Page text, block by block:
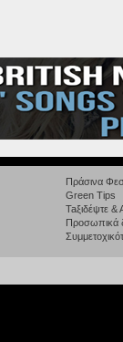
Πράσινα
Green Tips
Taξιδέψτε
Προσωπικά